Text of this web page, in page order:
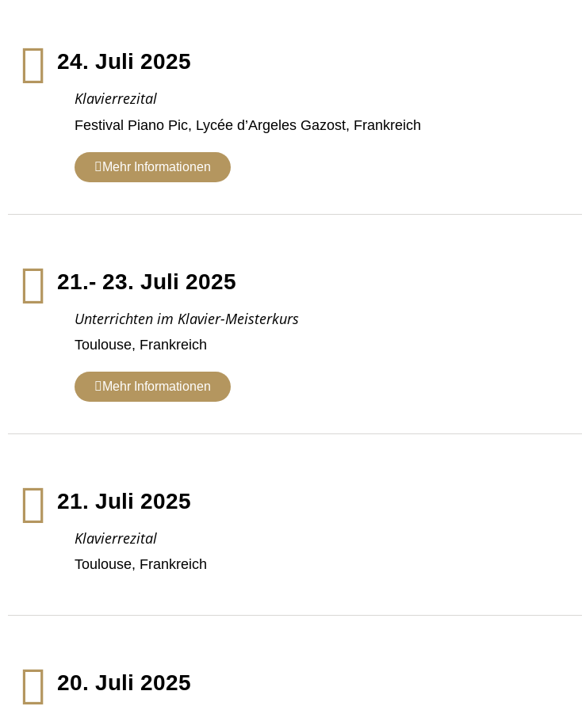
24. Juli 2025
Klavierrezital
Festival Piano Pic, Lycée d’Argeles Gazost, Frankreich
Mehr Informationen
21.- 23. Juli 2025
Unterrichten im Klavier-Meisterkurs
Toulouse, Frankreich
Mehr Informationen
21. Juli 2025
Klavierrezital
Toulouse, Frankreich
20. Juli 2025